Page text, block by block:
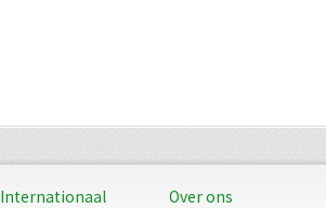
Internationaal Over ons